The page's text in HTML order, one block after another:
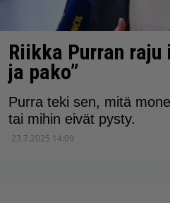
Riikka Purran
ja pako”
Purra teki sen, mitä
tai mihin eivät pysty.
23.7.2025 14:09